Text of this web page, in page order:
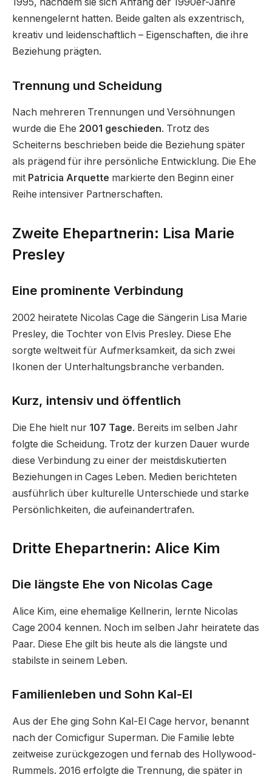
1995, nachdem sie sich Anfang der 1990er-Jahre
kennengelernt hatten. Beide galten als exzentrisch,
kreativ und leidenschaftlich – Eigenschaften, die ihre
Beziehung prägten.
Trennung und Scheidung
Nach mehreren Trennungen und Versöhnungen
wurde die Ehe 2001 geschieden. Trotz des
Scheiterns beschrieben beide die Beziehung später
als prägend für ihre persönliche Entwicklung. Die Ehe
mit Patricia Arquette markierte den Beginn einer
Reihe intensiver Partnerschaften.
Zweite Ehepartnerin: Lisa Marie
Presley
Eine prominente Verbindung
2002 heiratete Nicolas Cage die Sängerin Lisa Marie
Presley, die Tochter von Elvis Presley. Diese Ehe
sorgte weltweit für Aufmerksamkeit, da sich zwei
Ikonen der Unterhaltungsbranche verbanden.
Kurz, intensiv und öffentlich
Die Ehe hielt nur 107 Tage. Bereits im selben Jahr
folgte die Scheidung. Trotz der kurzen Dauer wurde
diese Verbindung zu einer der meistdiskutierten
Beziehungen in Cages Leben. Medien berichteten
ausführlich über kulturelle Unterschiede und starke
Persönlichkeiten, die aufeinandertrafen.
Dritte Ehepartnerin: Alice Kim
Die längste Ehe von Nicolas Cage
Alice Kim, eine ehemalige Kellnerin, lernte Nicolas
Cage 2004 kennen. Noch im selben Jahr heiratete das
Paar. Diese Ehe gilt bis heute als die längste und
stabilste in seinem Leben.
Familienleben und Sohn Kal-El
Aus der Ehe ging Sohn Kal-El Cage hervor, benannt
nach der Comicfigur Superman. Die Familie lebte
zeitweise zurückgezogen und fernab des Hollywood-
Rummels. 2016 erfolgte die Trennung, die später in